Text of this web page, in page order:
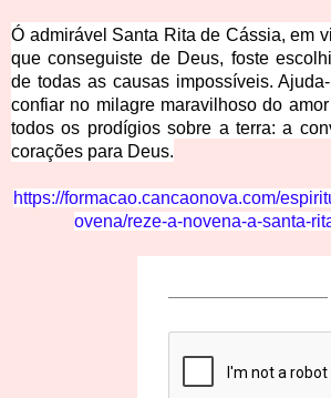
Ó admirável Santa Rita de Cássia, em
que conseguiste de Deus, foste
de todas as causas impossíveis.
confiar no milagre maravilhoso do
todos os prodígios sobre a terra: a
corações para Deus.
https://formacao.cancaonova.com/
ovena/reze-a-novena-a-santa-